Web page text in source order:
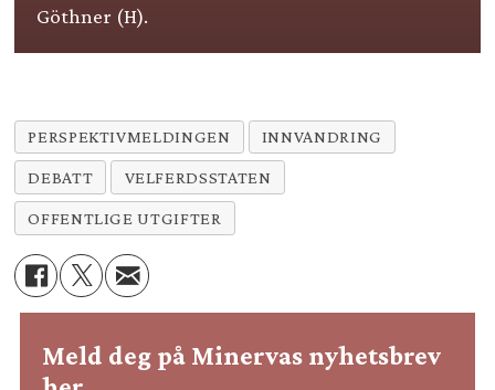
Göthner (H).
PERSPEKTIVMELDINGEN INNVANDRING
DEBATT VELFERDSSTATEN
OFFENTLIGE UTGIFTER
Meld deg på Minervas nyhetsbrev